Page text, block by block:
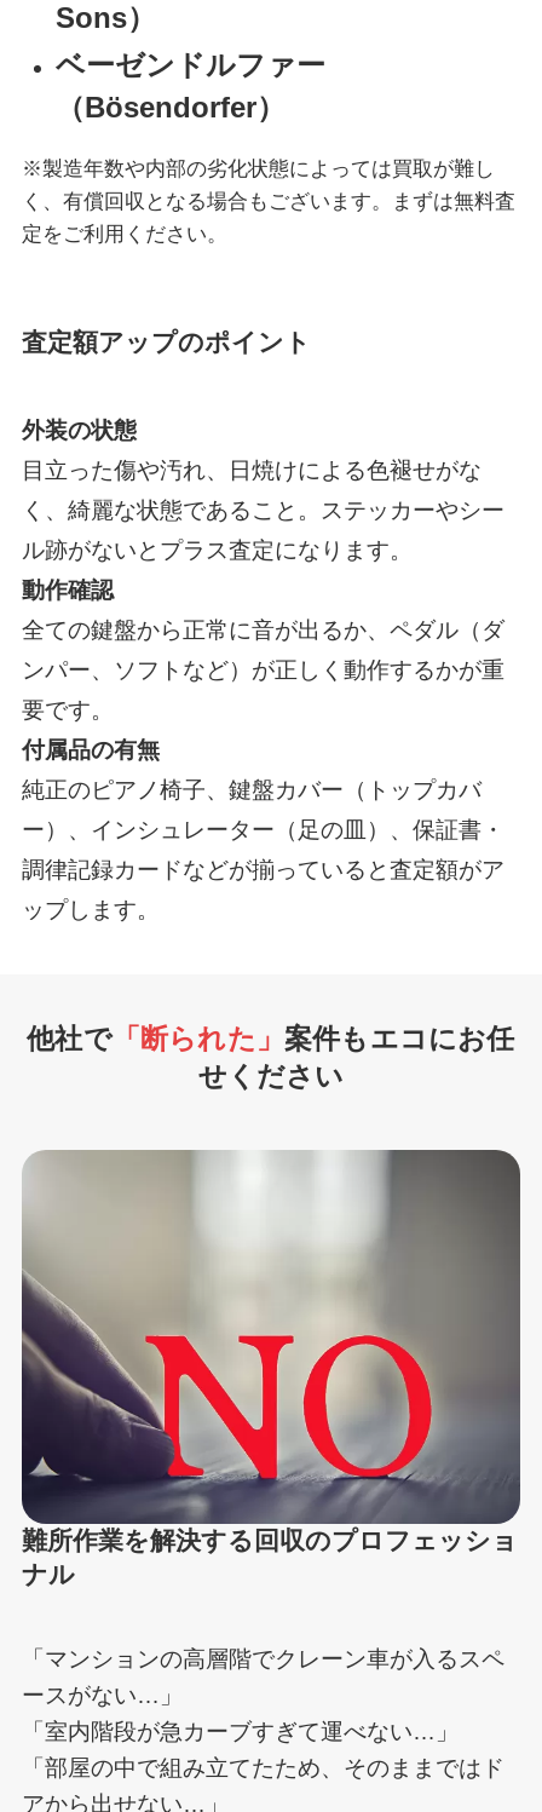
Sons）
ベーゼンドルファー
（Bösendorfer）
※製造年数や内部の劣化状態によっては買取が難し
く、有償回収となる場合もございます。まずは無料査
定をご利用ください。
査定額アップのポイント
外装の状態
目立った傷や汚れ、日焼けによる色褪せがな
く、綺麗な状態であること。ステッカーやシー
ル跡がないとプラス査定になります。
動作確認
全ての鍵盤から正常に音が出るか、ペダル（ダ
ンパー、ソフトなど）が正しく動作するかが重
要です。
付属品の有無
純正のピアノ椅子、鍵盤カバー（トップカバ
ー）、インシュレーター（足の皿）、保証書・
調律記録カードなどが揃っていると査定額がア
ップします。
他社で「断られた」 案件もエコにお任
せください
難所作業を解決する回収のプロフェッショ
ナル
「マンションの高層階でクレーン車が入るスペ
ースがない…」
「室内階段が急カーブすぎて運べない…」
「部屋の中で組み立てたため、そのままではド
アから出せない…」